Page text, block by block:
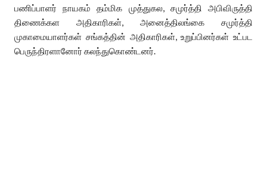
பணிப்பாளர் நாயகம் தம்மிக முத்துகல, சமுர்த்தி அபிவிருத்தி
திணைக்கள அதிகாரிகள், அனைத்திலங்கை சமுர்த்தி
முகாமையாளர்கள் சங்கத்தின் அதிகாரிகள், உறுப்பினர்கள் உட்பட
பெருந்திரளானோர் கலந்துகொண்டனர்.